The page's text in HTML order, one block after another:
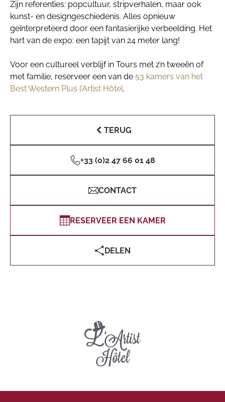
Zijn referenties: popcultuur, stripverhalen, maar ook
kunst- en designgeschiedenis. Alles opnieuw
geïnterpreteerd door een fantasierijke verbeelding. Het
hart van de expo: een tapijt van 24 meter lang!
Voor een cultureel verblijf in Tours met z’n tweeën of
met familie, reserveer een van de 53 kamers van het
Best Western Plus l’Artist Hôtel.
TERUG
+33 (0)2 47 66 01 48
CONTACT
RESERVEER EEN KAMER
DELEN